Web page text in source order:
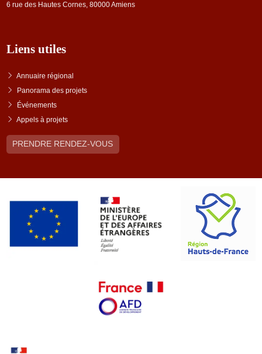
6 rue des Hautes Cornes, 80000 Amiens
Liens utiles
Annuaire régional
Panorama des projets
Événements
Appels à projets
PRENDRE RENDEZ-VOUS